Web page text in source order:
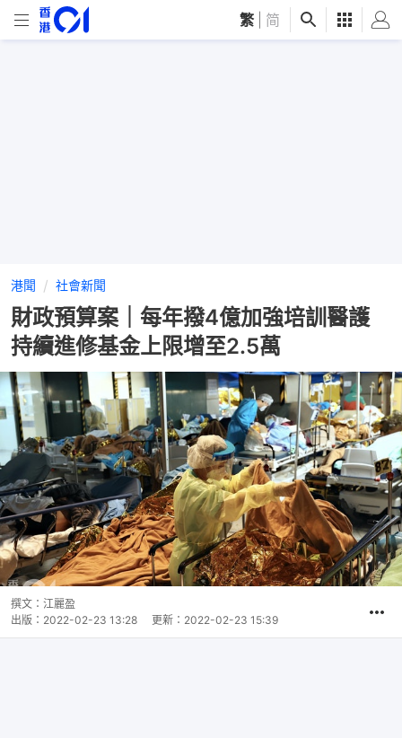
繁 简
港聞 社會新聞
財政預算案｜每年撥4億加強培訓醫護
持續進修基金上限增至2.5萬
撰文： 江麗盈
出版： 2022-02-23 13:28 更新： 2022-02-23 15:39